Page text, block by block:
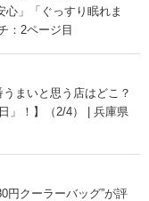
」「ぐっすり眠れま
：2ページ目
まいと思う店はどこ？
」！】（2/4） | 兵庫県
円クーラーバッグ”が評